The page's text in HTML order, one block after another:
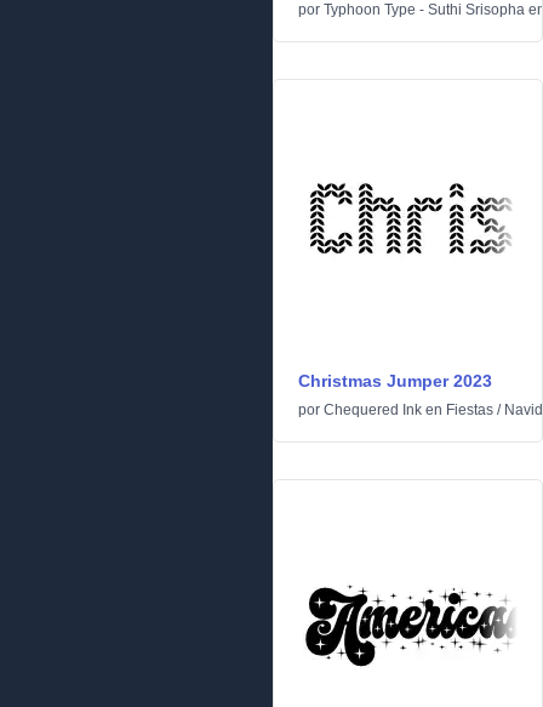
por Typhoon Type - Suthi Srisopha
Christmas Jumper 2023
por Chequered Ink en Fiestas /